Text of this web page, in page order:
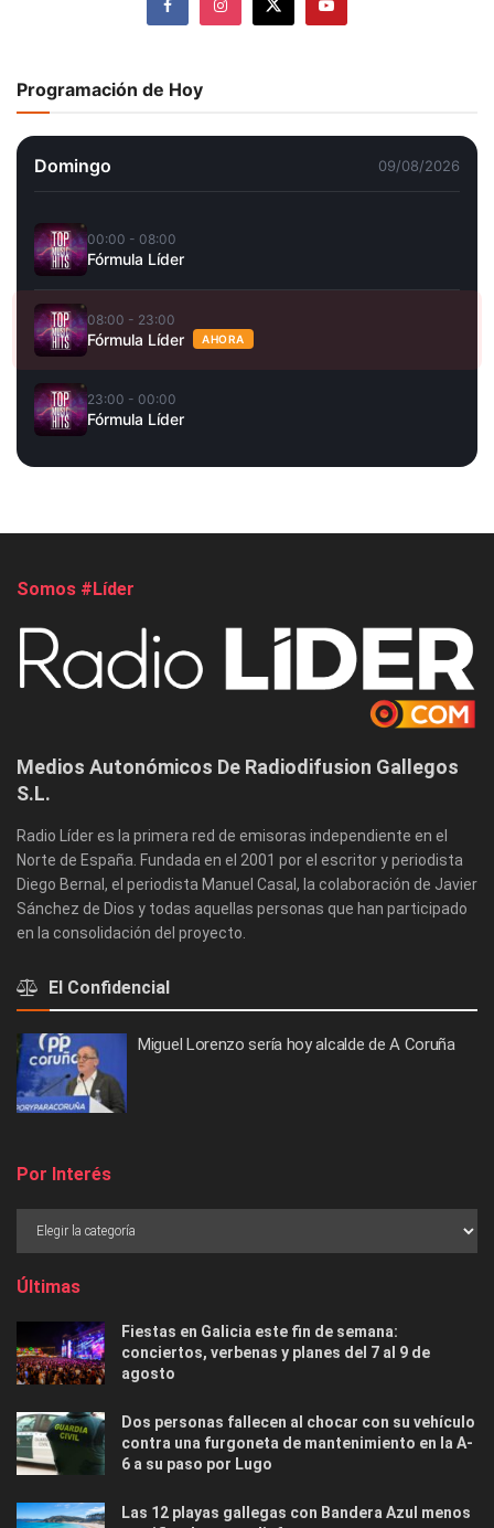
Programación de Hoy
Domingo 09/08/2026
00:00 - 08:00
Fórmula Líder
08:00 - 23:00
Fórmula Líder AHORA
23:00 - 00:00
Fórmula Líder
Somos #Líder
Medios Autonómicos De Radiodifusion Gallegos
S.L.
Radio Líder es la primera red de emisoras independiente en el
Norte de España. Fundada en el 2001 por el escritor y periodista
Diego Bernal, el periodista Manuel Casal, la colaboración de Javier
Sánchez de Dios y todas aquellas personas que han participado
en la consolidación del proyecto.
El Confidencial
Miguel Lorenzo sería hoy alcalde de A Coruña
Por Interés
Últimas
Fiestas en Galicia este fin de semana:
conciertos, verbenas y planes del 7 al 9 de
agosto
Dos personas fallecen al chocar con su vehículo
contra una furgoneta de mantenimiento en la A-
6 a su paso por Lugo
Las 12 playas gallegas con Bandera Azul menos